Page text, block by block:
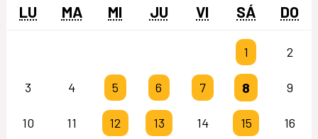
LU MA MI JU VI SÁ DO
1 2
3 4 5 6 7 8 9
10 11 12 13 14 15 16